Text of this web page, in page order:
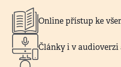
Online přístup ke
Články i v